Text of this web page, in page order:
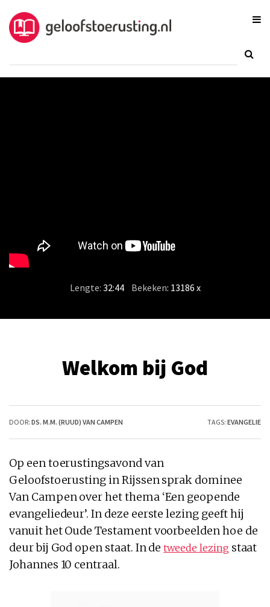
Lengte: 32:44/ Bekeken: 13186 x
Welkom bij God
DOOR: DS. M.M. (RUUD) VAN CAMPEN TAGS: EVANGELIE
Op een toerustingsavond van
Geloofstoerusting in Rijssen sprak dominee
Van Campen over het thema ‘Een geopende
evangeliedeur’. In deze eerste lezing geeft hij
vanuit het Oude Testament voorbeelden hoe de
deur bij God open staat. In detweede lezingstaat
Johannes 10 centraal.